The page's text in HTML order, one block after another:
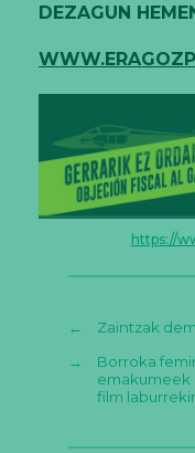
DEZAGUN
https://
←
Zaintzak
→
Borroka
emakumeek
film